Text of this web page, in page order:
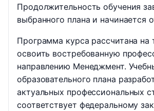
Продолжительность обучения
выбранного плана и начинается
Программа курса рассчитана на
освоить востребованную
направлению Менеджмент.
образовательного плана
актуальных профессиональных
соответствует федеральному